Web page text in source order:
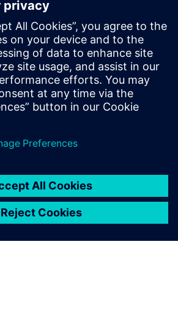
sigurnost, manje iznenađenja pri
je zajednički standard dizajna
nove i proširene proizvodne linije,
kojima je potrebna pouzdano...